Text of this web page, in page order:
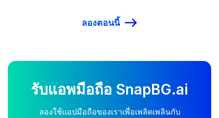
ลองตอนนี้
รับแอพมือถือ SnapBG.ai
ลองใช้แอปมือถือของเราเพื่อเพลิดเพลินกับ